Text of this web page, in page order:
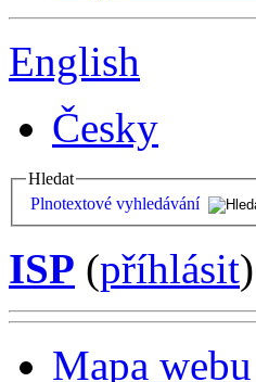
English
Česky
Hledat
Plnotextové vyhledávání
ISP (příhlásit)
Mapa webu